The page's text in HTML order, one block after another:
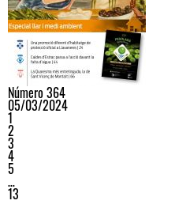
Número 364
05/03/2024
1
2
3
4
5
…
13